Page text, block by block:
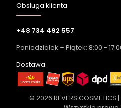
Obsługa klienta
+48 734 492 557
Poniedziałek – Piątek: 8:00 -
Dostawa
© 2026 REVERS